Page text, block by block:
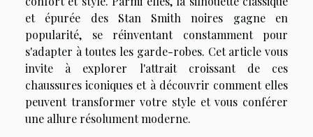
et épurée des Stan Smith noires gagne en
popularité, se réinventant constamment pour
s'adapter à toutes les garde-robes. Cet article vous
invite à explorer l'attrait croissant de ces
chaussures iconiques et à découvrir comment elles
peuvent transformer votre style et vous conférer
une allure résolument moderne.